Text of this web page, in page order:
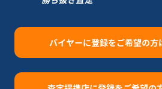
バイヤーに登録をご希望の方